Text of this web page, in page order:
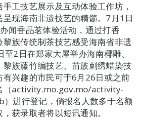
工技艺展示及互动体验工作坊，
现海南非遗技艺的精髓。7月1日
闻香品茗体验活动，通过打香
族传统制茶技艺感受海南省非遗
2日在郑家大屋举办海南椰雕、
族藤竹编技艺、苗族刺绣蜡染技
兴趣的市民可于6月26日或之前
（activity.mo.gov.mo/activity-
进行登记，倘报名人数多于名额
获录取者将以短讯通知。